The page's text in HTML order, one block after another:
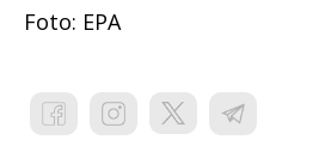
Foto: EPA